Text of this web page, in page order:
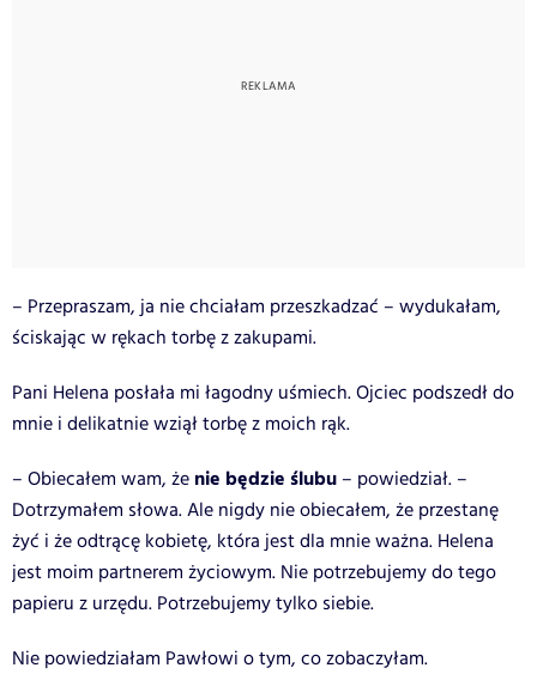
– Przepraszam, ja nie chciałam przeszkadzać – wydukałam,
ściskając w rękach torbę z zakupami.
Pani Helena posłała mi łagodny uśmiech. Ojciec podszedł do
mnie i delikatnie wziął torbę z moich rąk.
– Obiecałem wam, że nie będzie ślubu – powiedział. –
Dotrzymałem słowa. Ale nigdy nie obiecałem, że przestanę
żyć i że odtrącę kobietę, która jest dla mnie ważna. Helena
jest moim partnerem życiowym. Nie potrzebujemy do tego
papieru z urzędu. Potrzebujemy tylko siebie.
Nie powiedziałam Pawłowi o tym, co zobaczyłam.